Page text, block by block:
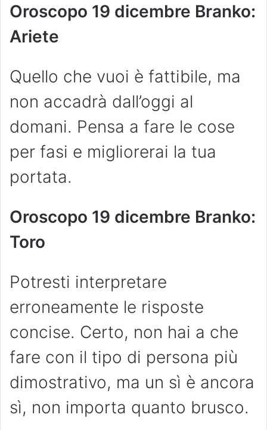
Oroscopo 19 dicembre Branko:
Ariete
Quello che vuoi è fattibile, ma
non accadrà dall’oggi al
domani. Pensa a fare le cose
per fasi e migliorerai la tua
portata.
Oroscopo 19 dicembre Branko:
Toro
Potresti interpretare
erroneamente le risposte
concise. Certo, non hai a che
fare con il tipo di persona più
dimostrativo, ma un sì è ancora
sì, non importa quanto brusco.